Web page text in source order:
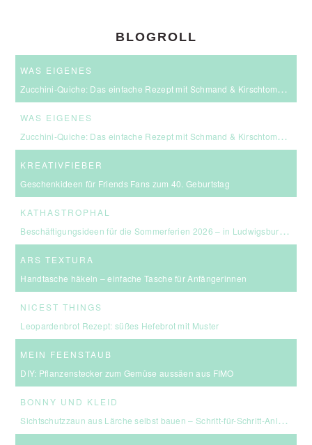
BLOGROLL
WAS EIGENES
Zucchini-Quiche: Das einfache Rezept mit Schmand & Kirschtomaten
WAS EIGENES
Zucchini-Quiche: Das einfache Rezept mit Schmand & Kirschtomaten
KREATIVFIEBER
Geschenkideen für Friends Fans zum 40. Geburtstag
KATHASTROPHAL
Beschäftigungsideen für die Sommerferien 2026 – in Ludwigsburg, Stuttgart & Umgebung
ARS TEXTURA
Handtasche häkeln – einfache Tasche für Anfängerinnen
NICEST THINGS
Leopardenbrot Rezept: süßes Hefebrot mit Muster
MEIN FEENSTAUB
DIY: Pflanzenstecker zum Gemüse aussäen aus FIMO
BONNY UND KLEID
Sichtschutzzaun aus Lärche selbst bauen – Schritt-für-Schritt-Anleitung & Kosten